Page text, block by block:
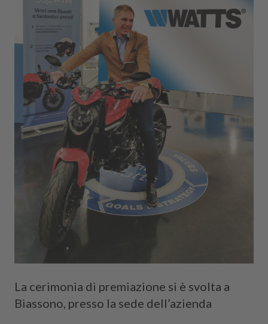
La cerimonia di premiazione si è svolta a
Biassono, presso la sede dell’azienda